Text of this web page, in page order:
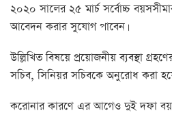
২০২০ সালের ২৫ মার্চ সর্বোচ্চ
আবেদন করার সুযোগ পাবেন।
উল্লিখিত বিষয়ে প্রয়োজনীয় ব্যবস্থা
সচিব, সিনিয়র সচিবকে অনুরোধ করা
করোনার কারণে এর আগেও দুই দফা